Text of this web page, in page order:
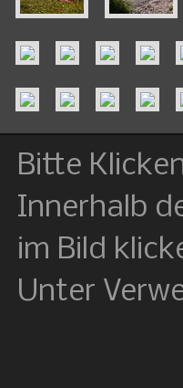
Bitte
Innerhalb
im Bild
Unter